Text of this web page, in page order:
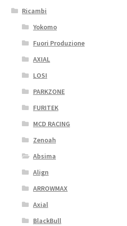
Ricambi
Yokomo
Fuori Produzione
AXIAL
LOSI
PARKZONE
FURITEK
MCD RACING
Zenoah
Absima
Align
ARROWMAX
Axial
BlackBull